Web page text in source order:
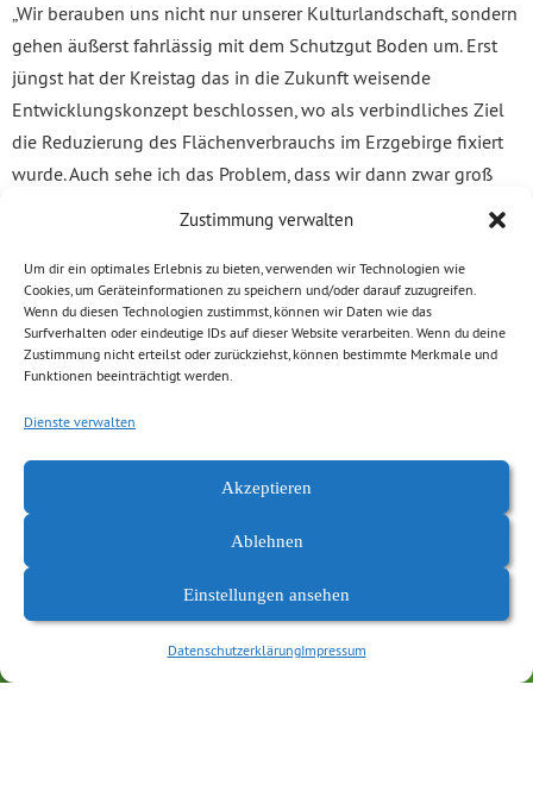
Zustimmung verwalten
Um dir ein optimales Erlebnis zu bieten, verwenden wir Technologien wie
Cookies, um Geräteinformationen zu speichern und/oder darauf zuzugreifen.
Wenn du diesen Technologien zustimmst, können wir Daten wie das
Surfverhalten oder eindeutige IDs auf dieser Website verarbeiten. Wenn du deine
Zustimmung nicht erteilst oder zurückziehst, können bestimmte Merkmale und
Funktionen beeinträchtigt werden.
Dienste verwalten
Akzeptieren
Ablehnen
Einstellungen ansehen
DatenschutzerklärungImpressum
„Wir berauben uns nicht nur unserer Kulturlandschaft, sondern
gehen äußerst fahrlässig mit dem Schutzgut Boden um. Erst
jüngst hat der Kreistag das in die Zukunft weisende
Entwicklungskonzept beschlossen, wo als verbindliches Ziel
die Reduzierung des Flächenverbrauchs im Erzgebirge fixiert
wurde. Auch sehe ich das Problem, dass wir dann zwar groß
angelegte Gewerbegebiete haben, aber möglicherweise die
Regionen unseres Landes ein harter Wettbewerb entbrannt.“
Die Fraktion BÜNDNIS 90/DIE GRÜNEN im Sächsischen
Landtag hat aktuell einen Gesetzentwurf zur Begrenzung des
Flächenverbrauchs vorgelegt:
http://edas.landtag.sachsen.de/viewer.aspx?
dok_nr=14409&dok_art=Drs&leg_per=6&pos_dok=0&dok_id